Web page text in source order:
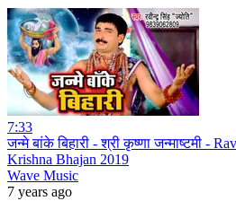
7:33
जन्मे बांके बिहारी - श्री कृष्णा जन्माष्टमी -
Krishna Bhajan 2019
Wave Music
7 years ago